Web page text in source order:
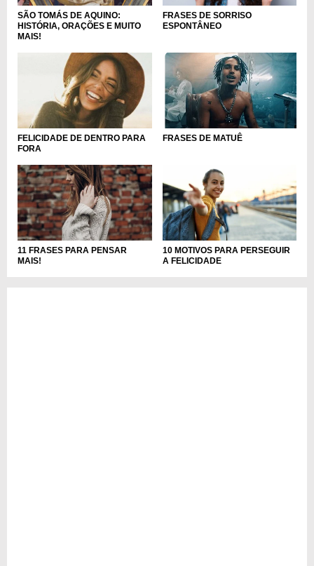
SÃO TOMÁS DE AQUINO:
HISTÓRIA, ORAÇÕES E MUITO
MAIS!
FRASES DE SORRISO
ESPONTÂNEO
FELICIDADE DE DENTRO PARA
FORA
FRASES DE MATUÊ
11 FRASES PARA PENSAR
MAIS!
10 MOTIVOS PARA PERSEGUIR
A FELICIDADE